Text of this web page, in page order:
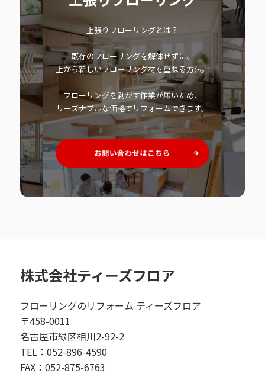
上張りフローリングとは？
既存のフローリングを解体せずに、
上から新しいフローリング材を重ねる方法。
フローリングを剥がす作業が無いため、
リーズナブルな価格でリフォームできます。
株式会社ティーズフロア
フローリングのリフォーム ティーズフロア
〒458-0011
名古屋市緑区相川2-92-2
TEL：052-896-4590
FAX：052-875-6763